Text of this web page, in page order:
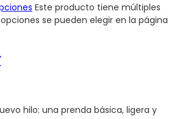
Este producto tiene múltiples
se pueden elegir en la página
hilo: una prenda básica, ligera y